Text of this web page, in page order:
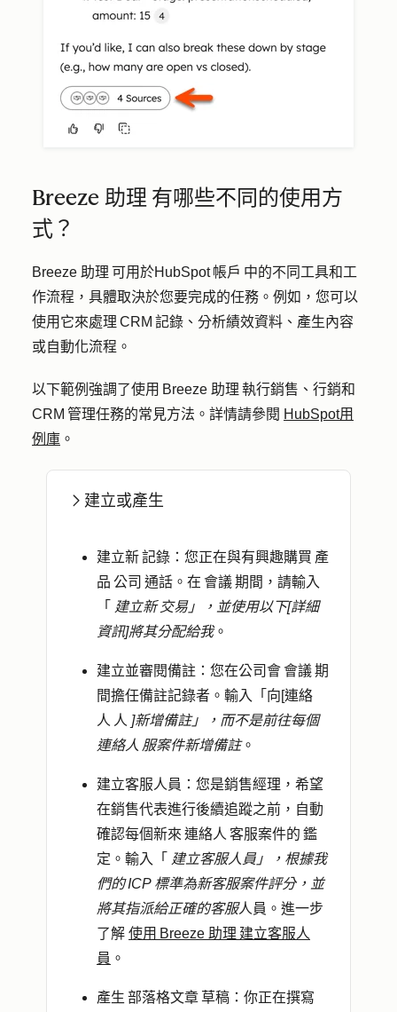
Breeze 助理 有哪些不同的使用方
式？
Breeze 助理 可用於HubSpot 帳戶 中的不同工具和工
作流程，具體取決於您要完成的任務。例如，您可以
使用它來處理 CRM 記錄、分析績效資料、產生內容
或自動化流程。
以下範例強調了使用 Breeze 助理 執行銷售、行銷和
CRM 管理任務的常見方法。詳情請參閱 HubSpot用
例庫 。
建立或產生
建立新 記錄 ：您正在與有興趣購買 產
品 公司 通話。在 會議 期間，請輸入
「 建立新 交易」，並使用以下[詳細
資訊]將其分配給我。
建立並審閱備註 ：您在公司會 會議 期
間擔任備註記錄者。輸入「向[連絡
人 人 ]新增備註」，而不是前往每個
連絡人 服案件新增備註。
建立客服人員 ：您是銷售經理，希望
在銷售代表進行後續追蹤之前，自動
確認每個新來 連絡人 客服案件的 鑑
定。輸入「 建立客服人員」，根據我
們的 ICP 標準為新客服案件評分，並
將其指派給正確的客服人員。進一步
了解 使用 Breeze 助理 建立客服人
員 。
產生 部落格文章 草稿 ：你正在撰寫